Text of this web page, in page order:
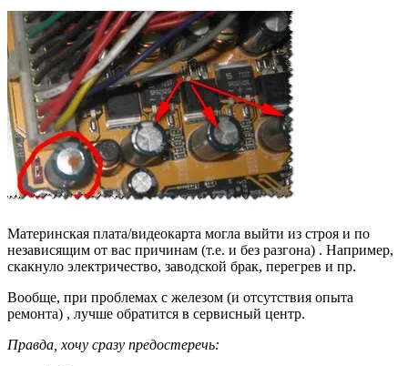
Материнская плата/видеокарта могла выйти из строя и по
независящим от вас причинам (т.е. и без разгона) . Например,
скакнуло электричество, заводской брак, перегрев и пр.
Вообще, при проблемах с железом (и отсутствия опыта
ремонта) , лучше обратится в сервисный центр.
Правда, хочу сразу предостеречь: